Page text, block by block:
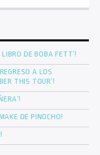
LIBRO DE BOBA FETT’!
A LOS
THIS TOUR’!
DE PINOCHO!